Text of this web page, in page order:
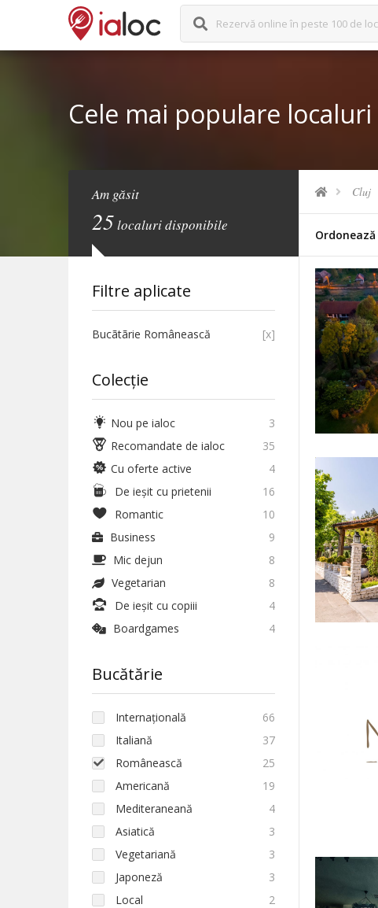
Rezervă online în peste 100 de
Cele mai populare
Cluj
Am găsit
25localuri disponibile
Filtre aplicate
Bucãtãrie Românească [x]
Colecție
Nou pe ialoc
3
Recomandate de ialoc
35
Cu oferte active
4
De ieșit cu prietenii
16
Romantic
10
Business
9
Mic dejun
8
Vegetarian
8
De ieșit cu copiii
4
Boardgames
4
Bucătărie
Internațională
66
Italiană
37
Românească
25
Americană
19
Mediteraneană
4
Asiatică
3
Vegetariană
3
Japoneză
3
Local
2